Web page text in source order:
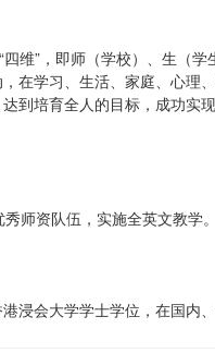
维”，即师（学校）、生（
在学习、生活、家庭、心理
到培育全人的目标，成功实
师资队伍，实施全英文教学。
浸会大学学士学位，在国内